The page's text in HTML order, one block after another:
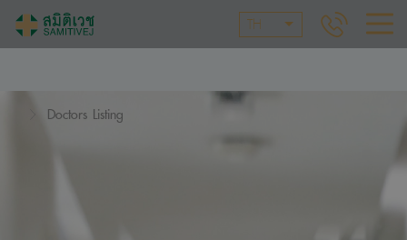
TH
Doctors Listing